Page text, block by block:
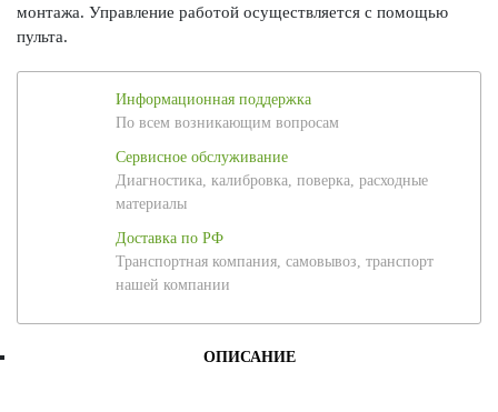
монтажа. Управление работой осуществляется с помощью
пульта.
Информационная поддержка
По всем возникающим вопросам
Сервисное обслуживание
Диагностика, калибровка, поверка, расходные
материалы
Доставка по РФ
Транспортная компания, самовывоз, транспорт
нашей компании
ОПИСАНИЕ